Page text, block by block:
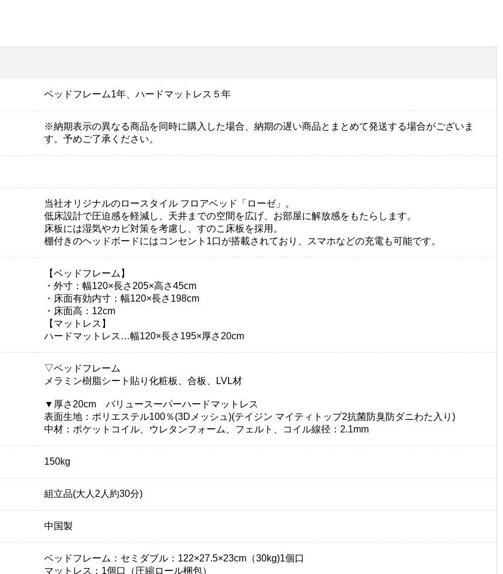
ベッドフレーム1年、ハードマットレス５年
※納期表示の異なる商品を同時に購入した場合、納期の遅い商品とまとめて発送する場合がございま
す。予めご了承ください。
当社オリジナルのロースタイル フロアベッド「ローゼ」。
低床設計で圧迫感を軽減し、天井までの空間を広げ、お部屋に解放感をもたらします。
床板には湿気やカビ対策を考慮し、すのこ床板を採用。
棚付きのヘッドボードにはコンセント1口が搭載されており、スマホなどの充電も可能です。
【ベッドフレーム】
・外寸：幅120×長さ205×高さ45cm
・床面有効内寸：幅120×長さ198cm
・床面高：12cm
【マットレス】
ハードマットレス…幅120×長さ195×厚さ20cm
▽ベッドフレーム
メラミン樹脂シート貼り化粧板、合板、LVL材
▼厚さ20cm バリュースーパーハードマットレス
表面生地：ポリエステル100％(3Dメッシュ)(テイジン マイティトップ2抗菌防臭防ダニわた入り)
中材：ポケットコイル、ウレタンフォーム、フェルト、コイル線径：2.1mm
150kg
組立品(大人2人約30分)
中国製
ベッドフレーム：セミダブル：122×27.5×23cm（30kg)1個口
マットレス：1個口（圧縮ロール梱包）